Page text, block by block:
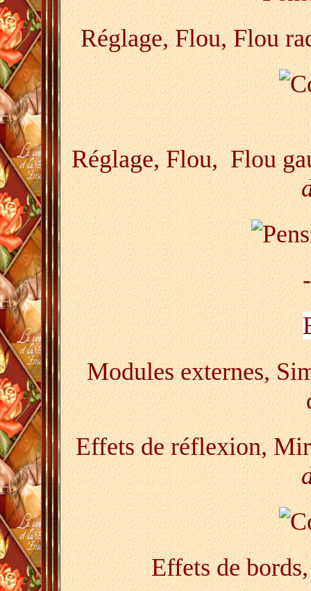
Réglage, Flou, Flou
Réglage, Flou, Flou
Modules externes,
Effets de réflexion,
Effets de